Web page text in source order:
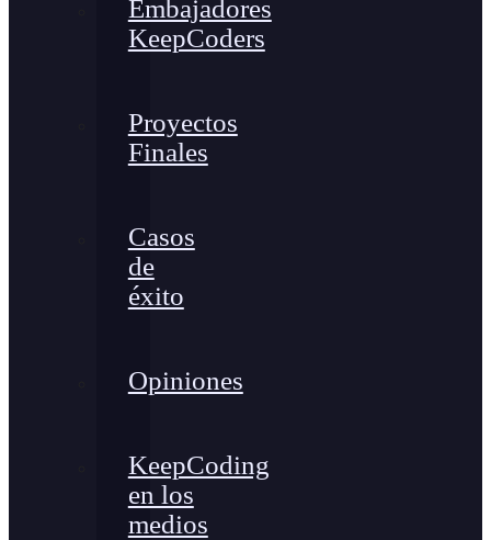
Embajadores
KeepCoders
Proyectos
Finales
Casos
de
éxito
Opiniones
KeepCoding
en los
medios